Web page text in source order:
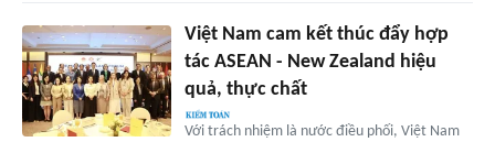
Việt Nam cam kết thúc đẩy hợp
tác ASEAN - New Zealand hiệu
quả, thực chất
Với trách nhiệm là nước điều phối, Việt Nam